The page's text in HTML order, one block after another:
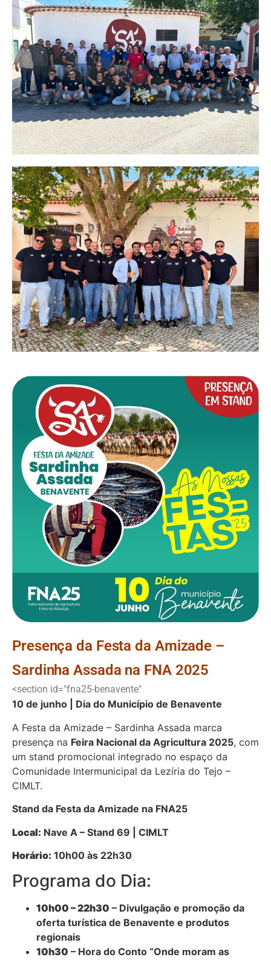
Presença da Festa da Amizade –
Sardinha Assada na FNA 2025
<section id="fna25-benavente"
10 de junho | Dia do Município de Benavente
A Festa da Amizade – Sardinha Assada marca
presença na Feira Nacional da Agricultura 2025, com
um stand promocional integrado no espaço da
Comunidade Intermunicipal da Lezíria do Tejo –
CIMLT.
Stand da Festa da Amizade na FNA25
Local: Nave A – Stand 69 | CIMLT
Horário: 10h00 às 22h30
Programa do Dia:
10h00 – 22h30 – Divulgação e promoção da
oferta turística de Benavente e produtos
regionais
10h30 – Hora do Conto “Onde moram as